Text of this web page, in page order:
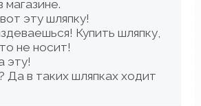
эту шляпку!
Купить шляпку,
не носит!
эту!
в таких шляпках ходит